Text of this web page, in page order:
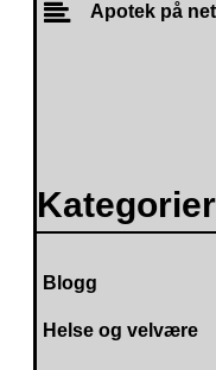
Apotek på
Kategorier
Blogg
Helse og velvære